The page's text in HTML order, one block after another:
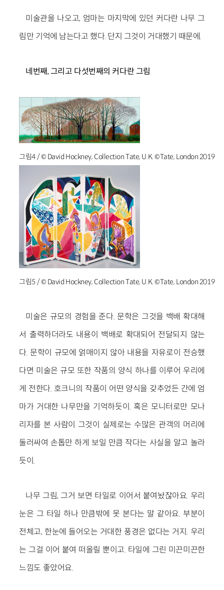
미술관을 나오고, 엄마는 마지막에 있던 커다란 나무 그
림만 기억에 남는다고 했다. 단지 그것이 거대했기 때문에.
네번째,그리고 다섯번째의 커다란 그림
그림4 / © David Hockney, Collection Tate, U.K. ©Tate, London 2019
그림5 / © David Hockney, Collection Tate, U.K. ©Tate, London 2019
미술은 규모의 경험을 준다. 문학은 그것을 백배 확대해
서 출력하더라도 내용이 백배로 확대되어 전달되지 않는
다. 문학이 규모에 얽매이지 않아 내용을 자유로이 전승했
다면 미술은 규모 또한 작품의 양식 하나를 이루어 우리에
게 전한다. 호크니의 작품이 어떤 양식을 갖추었든 간에 엄
마가 거대한 나무만을 기억하듯이. 혹은 모니터로만 모나
리자를 본 사람이 그것이 실제로는 수많은 관객의 머리에
둘러싸여 손톱만 하게 보일 만큼 작다는 사실을 알고 놀라
듯이.
나무 그림, 그거 보면 타일로 이어서 붙여놨잖아요. 우리
눈은 그 타일 하나 만큼밖에 못 본다는 말 같아요. 부분이
전체고, 한눈에 들어오는 거대한 풍경은 없다는 거지. 우리
는 그걸 이어 붙여 떠올릴 뿐이고. 타일에 그린 미끈미끈한
느낌도 좋았어요.